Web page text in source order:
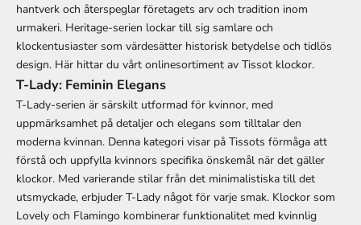
hantverk och återspeglar företagets arv och tradition inom
urmakeri. Heritage-serien lockar till sig samlare och
klockentusiaster som värdesätter historisk betydelse och tidlös
design. Här hittar du vårt onlinesortiment av Tissot klockor.
T-Lady: Feminin Elegans
T-Lady-serien är särskilt utformad för kvinnor, med
uppmärksamhet på detaljer och elegans som tilltalar den
moderna kvinnan. Denna kategori visar på Tissots förmåga att
förstå och uppfylla kvinnors specifika önskemål när det gäller
klockor. Med varierande stilar från det minimalistiska till det
utsmyckade, erbjuder T-Lady något för varje smak. Klockor som
Lovely och Flamingo kombinerar funktionalitet med kvinnlig